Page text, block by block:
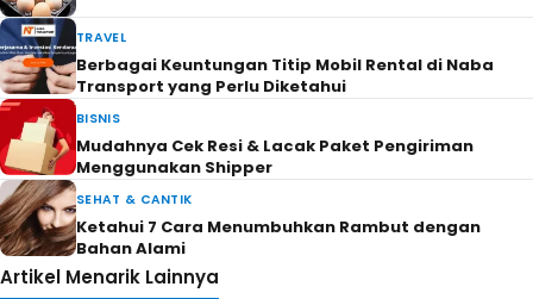
TRAVEL
Berbagai Keuntungan Titip Mobil Rental di Naba
Transport yang Perlu Diketahui
BISNIS
Mudahnya Cek Resi & Lacak Paket Pengiriman
Menggunakan Shipper
SEHAT & CANTIK
Ketahui 7 Cara Menumbuhkan Rambut dengan
Bahan Alami
Artikel Menarik Lainnya